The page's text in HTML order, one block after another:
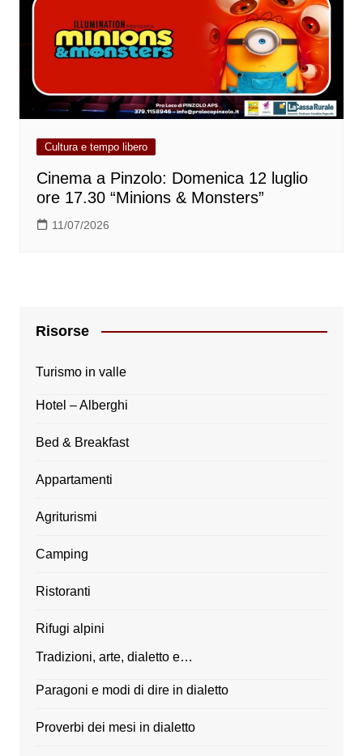
Cultura e tempo libero
Cinema a Pinzolo: Domenica 12 luglio
ore 17.30 “Minions & Monsters”
11/07/2026
Risorse
Turismo in valle
Hotel – Alberghi
Bed & Breakfast
Appartamenti
Agriturismi
Camping
Ristoranti
Rifugi alpini
Tradizioni, arte, dialetto e…
Paragoni e modi di dire in dialetto
Proverbi dei mesi in dialetto